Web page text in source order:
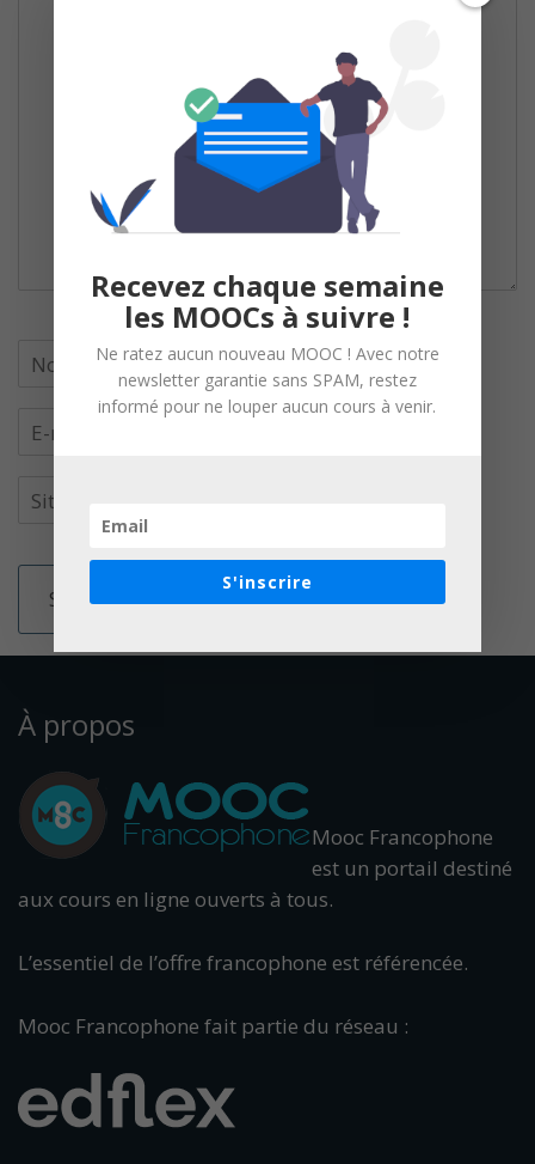
À propos
Mooc Francophone
est un portail destiné
aux cours en ligne ouverts à tous.
L’essentiel de l’offre francophone est référencée.
Mooc Francophone fait partie du réseau :
Recevez chaque semaine
les MOOCs à suivre !
Ne ratez aucun nouveau MOOC ! Avec notre
newsletter garantie sans SPAM, restez
informé pour ne louper aucun cours à venir.
S'inscrire